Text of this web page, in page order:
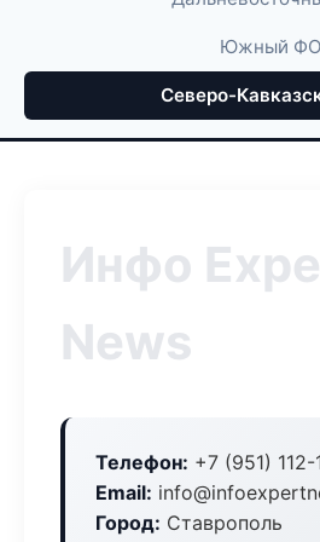
Южный ФО
Северо-
Инфо
News
Телефон: +7 (951)
Email:
Город: Ставрополь